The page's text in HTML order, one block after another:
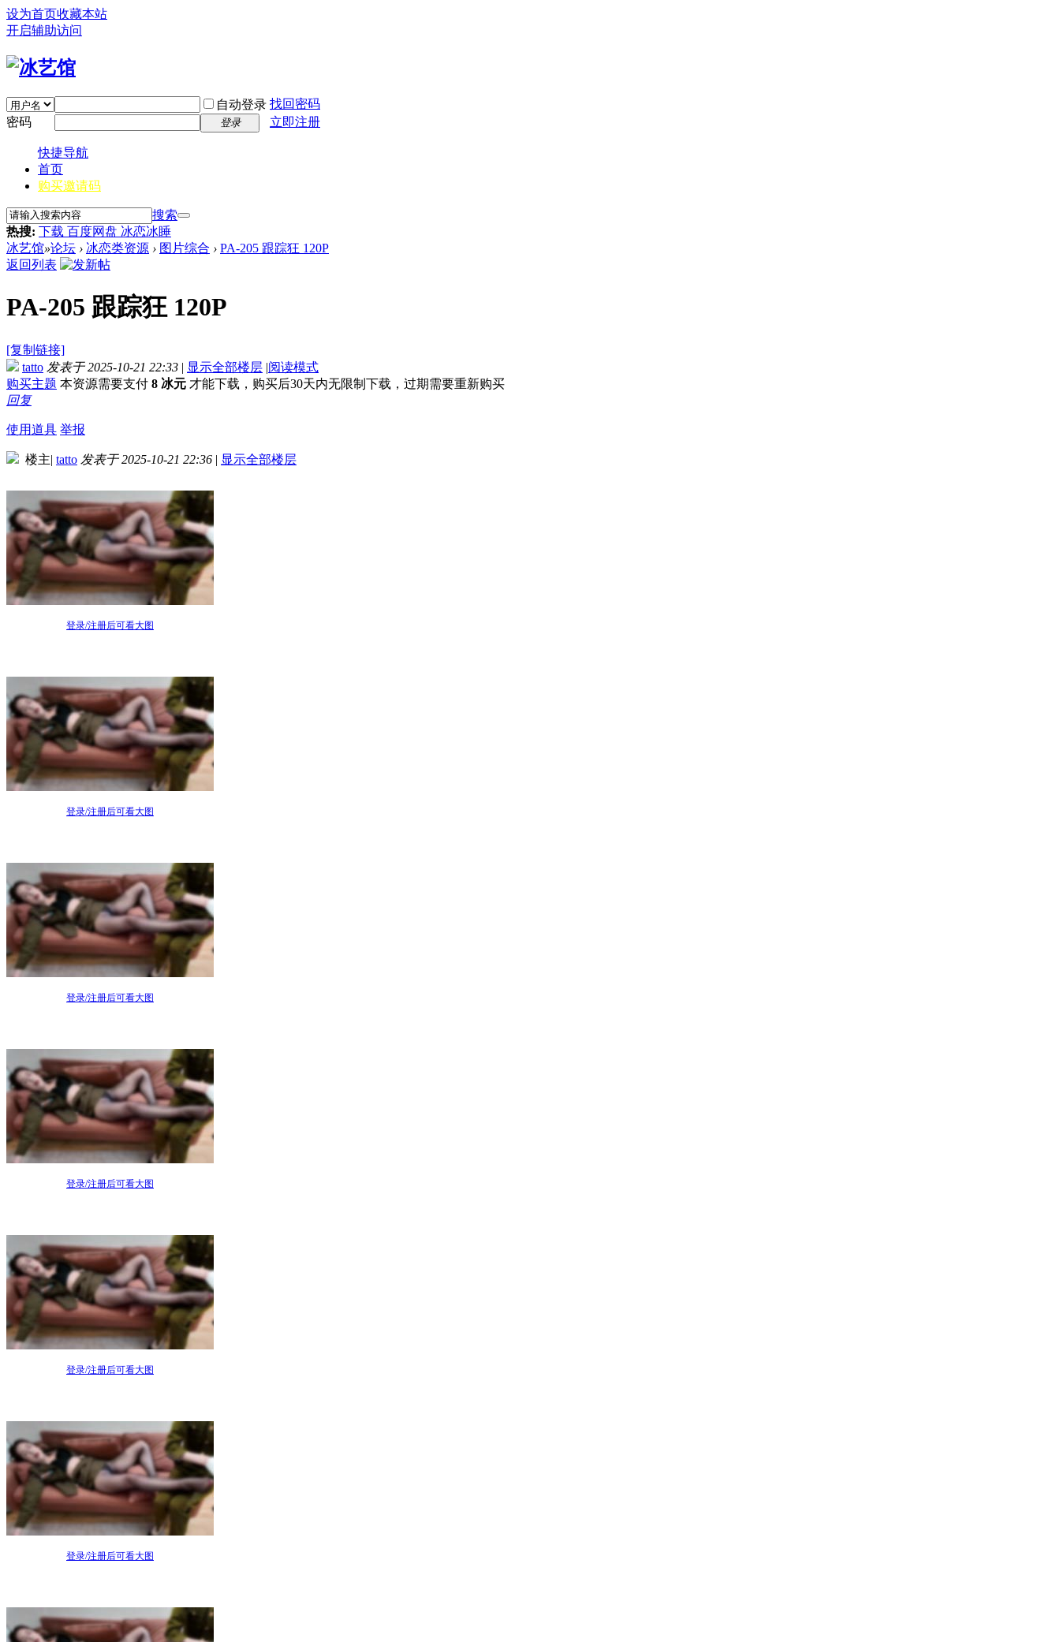
设为首页收藏本站
开启辅助访问
自动登录 找回密码
密码
登录 立即注册
快捷导航
首页
购买邀请码
搜索
热搜: 下载 百度网盘 冰恋冰睡
冰艺馆»论坛 › 冰恋类资源 › 图片综合 › PA-205 跟踪狂 120P
返回列表
PA-205 跟踪狂 120P
[复制链接]
tatto 发表于 2025-10-21 22:33 | 显示全部楼层 |阅读模式
购买主题 本资源需要支付 8 冰元 才能下载，购买后30天内无限制下载，过期需要重新购买
回复
使用道具 举报
楼主| tatto 发表于 2025-10-21 22:36 | 显示全部楼层
登录/注册后可看大图
登录/注册后可看大图
登录/注册后可看大图
登录/注册后可看大图
登录/注册后可看大图
登录/注册后可看大图